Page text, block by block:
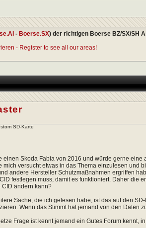
- Boerse.SX) der richtigen Boerse BZ/SX/SH
- Register to see all our areas!
SD-Karte
einen Skoda Fabia von 2016 und würde gerne
mich versucht etwas in das Thema einzulesen und
andere Hersteller Schutzmaßnahmen ergriffen
festlegen muss, damit es funktioniert. Daher die
CID ändern kann?
Sache, die ich gelesen habe, ist das auf den
Wenn das Stimmt hat jemand von den Daten
Frage ist kennt jemand ein Gutes Forum kennt,